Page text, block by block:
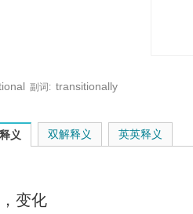
副词: transitionally
文翻译是什么意思，词典释义与在线
义
变化
双解释义 英英释义